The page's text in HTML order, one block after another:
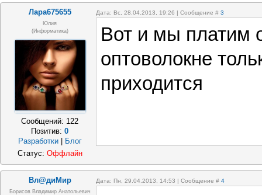
Лара675655 Дата: Вс, 28.04.2013, 19:26 | Сообщение # 3
Юлия
(информатика)
Сообщений: 122
Позитив:0
Разработки
Блог
Вот и мы платим
оптоволокне
приходится
Статус: Оффлайн
Вл@диМир Дата: Пн, 29.04.2013, 14:53 | Сообщение # 4
Борисов Владимир Анатольевич